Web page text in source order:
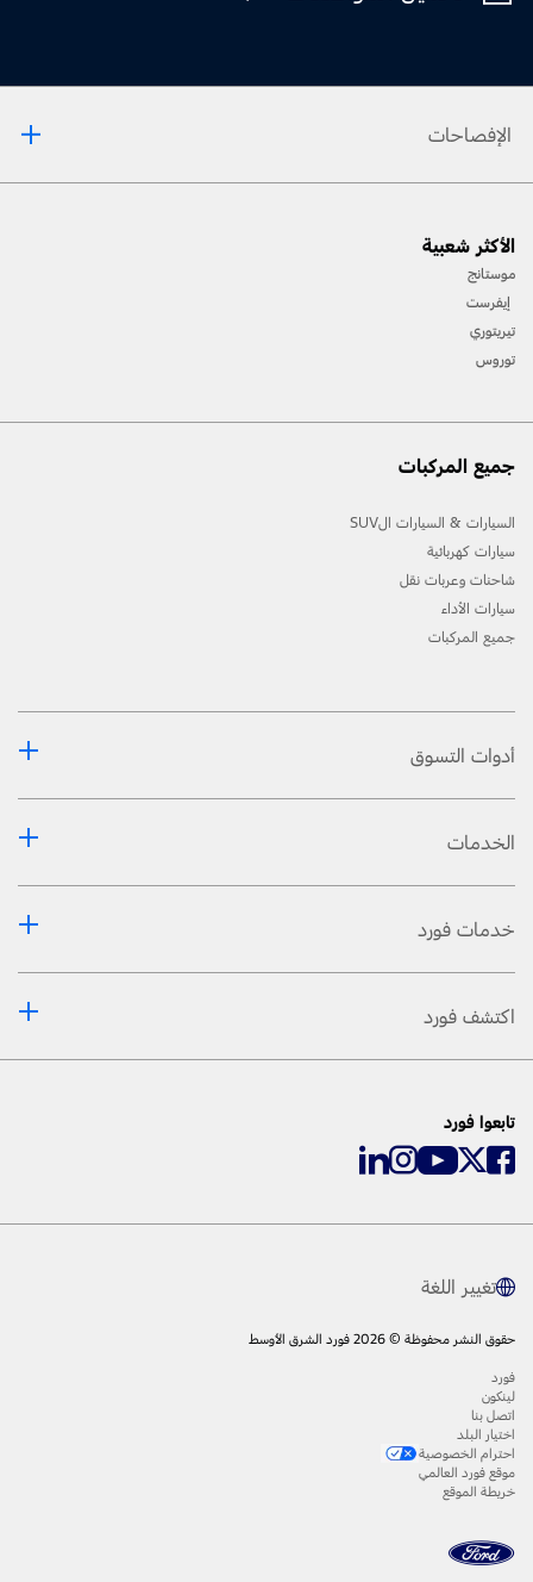
الإفصاحات
المسارات، واستخدام معدّات السّلامة المناسبة.
[2] لن تتوفّر جميع ميّزات المركبة في جميع الأسواق. اتّصل بموزّع فورد المحلّي للحصول على أحدث
الأكثر شعبية
موستانج
إيفرست
تيريتوري
توروس
جميع المركبات
السيارات & السيارات الSUV
سيارات كهربائية
شاحنات وعربات نقل
سيارات الأداء
جميع المركبات
أدوات التسوق
الخدمات
خدمات فورد
اكتشف فورد
تابعوا فورد
تغيير اللغة
حقوق النشر محفوظة © 2026 فورد الشرق الأوسط
فورد
لينكون
اتصل بنا
اختيار البلد
احترام الخصوصية
موقع فورد العالمي
خريطة الموقع